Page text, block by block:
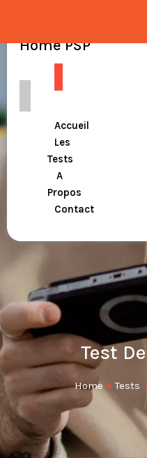
Home PSP
Accueil
Les
Tests
A
Propos
Contact
Test
Home»Tests